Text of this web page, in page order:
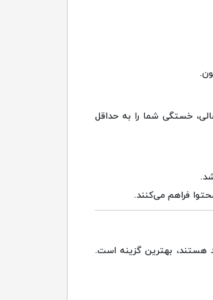
خستگی شما را به حداقل
فراهم می‌کنند.
هستند، بهترین گزینه است.